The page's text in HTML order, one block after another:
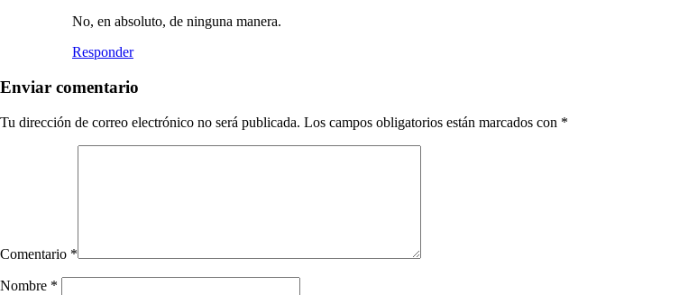
No, en absoluto, de ninguna manera.
Responder
Enviar comentario
Tu dirección de correo electrónico no será publicada. Los campos obligatorios están marcados con *
Comentario *
Nombre *